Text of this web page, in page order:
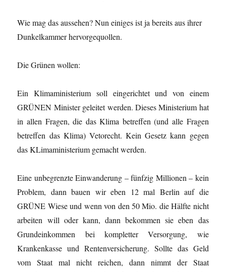
Wie mag das aussehen? Nun einiges ist ja bereits aus ihrer
Dunkelkammer hervorgequollen.
Die Grünen wollen:
Ein Klimaministerium soll eingerichtet und von einem
GRÜNEN Minister geleitet werden. Dieses Ministerium hat
in allen Fragen, die das Klima betreffen (und alle Fragen
betreffen das Klima) Vetorecht. Kein Gesetz kann gegen
das KLimaministerium gemacht werden.
Eine unbegrenzte Einwanderung – fünfzig Millionen – kein
Problem, dann bauen wir eben 12 mal Berlin auf die
GRÜNE Wiese und wenn von den 50 Mio. die Hälfte nicht
arbeiten will oder kann, dann bekommen sie eben das
Grundeinkommen bei kompletter Versorgung, wie
Krankenkasse und Rentenversicherung. Sollte das Geld
vom Staat mal nicht reichen, dann nimmt der Staat